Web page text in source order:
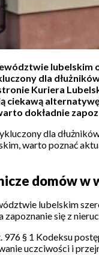
dla
Kuriera
ciekawą
dokładnie
dla
warto poznać
domów w
lubelskim
się z
§ 1 Kodeksu
uczciwości i